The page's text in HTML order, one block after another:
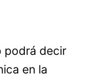
podrá decir
en la